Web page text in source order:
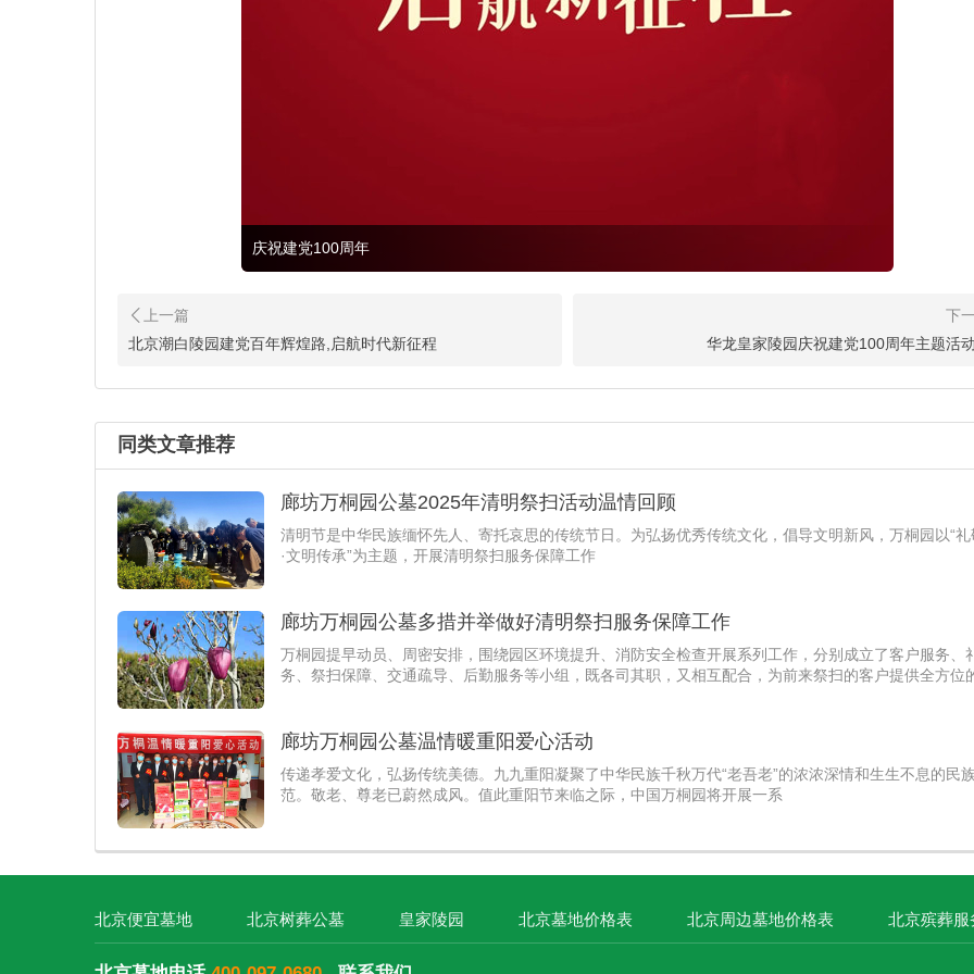
庆祝建党100周年
北京潮白陵园建党百年辉煌路,启航时代新征程 华龙皇家陵园庆祝建党100周年主题活
同类文章推荐
廊坊万桐园公墓2025年清明祭扫活动温情回顾
清明节是中华民族缅怀先人、寄托哀思的传统节日。为弘扬优秀传统文化，倡导文明新风，万桐园以“
·文明传承”为主题，开展清明祭扫服务保障工作
廊坊万桐园公墓多措并举做好清明祭扫服务保障工作
万桐园提早动员、周密安排，围绕园区环境提升、消防安全检查开展系列工作，分别成立了客户服务、
务、祭扫保障、交通疏导、后勤服务等小组，既各司其职，又相互配合，为前来祭扫的客户提供全方位
廊坊万桐园公墓温情暖重阳爱心活动
传递孝爱文化，弘扬传统美德。九九重阳凝聚了中华民族千秋万代“老吾老”的浓浓深情和生生不息的民
范。敬老、尊老已蔚然成风。值此重阳节来临之际，中国万桐园将开展一系
北京便宜墓地 北京树葬公墓 皇家陵园 北京墓地价格表 北京周边墓地价格表 北京殡葬服